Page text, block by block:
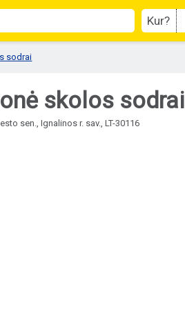
Kur?
sodrai
skolos sodrai
sen., Ignalinos r. sav., LT-30116